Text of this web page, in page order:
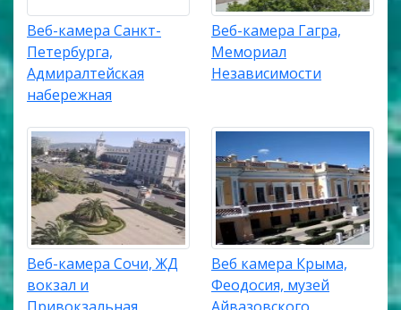
Веб-камера Санкт-
Петербурга,
Адмиралтейская
набережная
Веб-камера Гагра,
Мемориал
Независимости
Веб-камера Сочи, ЖД
вокзал и
Веб камера Крыма,
Феодосия, музей